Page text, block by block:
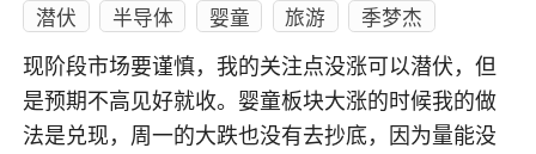
潜伏 半导体 婴童 旅游 季梦杰
现阶段市场要谨慎，我的关注点没涨可以潜伏，但
是预期不高见好就收。婴童板块大涨的时候我的做
法是兑现，周一的大跌也没有去抄底，因为量能没